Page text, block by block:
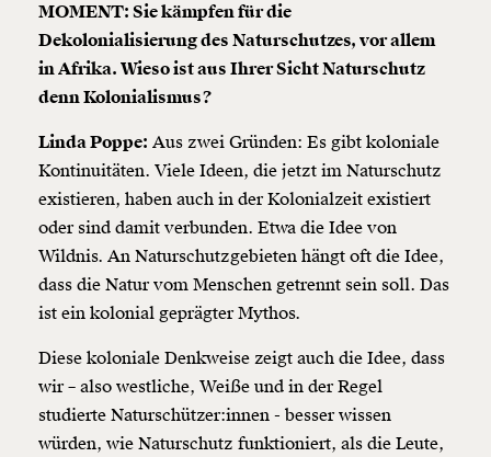
MOMENT: Sie kämpfen für die
Dekolonialisierung des Naturschutzes, vor allem
in Afrika. Wieso ist aus Ihrer Sicht Naturschutz
denn Kolonialismus?
Linda Poppe: Aus zwei Gründen: Es gibt koloniale
Kontinuitäten. Viele Ideen, die jetzt im Naturschutz
existieren, haben auch in der Kolonialzeit existiert
oder sind damit verbunden. Etwa die Idee von
Wildnis. An Naturschutzgebieten hängt oft die Idee,
dass die Natur vom Menschen getrennt sein soll. Das
ist ein kolonial geprägter Mythos.
Diese koloniale Denkweise zeigt auch die Idee, dass
wir – also westliche, Weiße und in der Regel
studierte Naturschützer:innen - besser wissen
würden, wie Naturschutz funktioniert, als die Leute,